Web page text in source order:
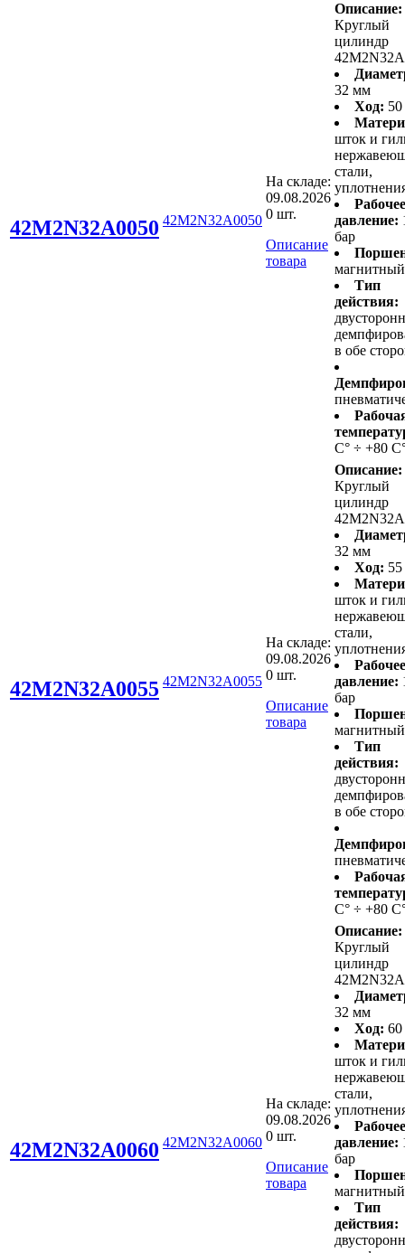
42M2N32A0050 42M2N32A0050
На складе:
09.08.2026
0 шт.
Описание
товара
Описание:
Круглый
цилиндр
32 мм
Ход:
шток и
стали,
Рабочее
давление:
бар
магнитный
Тип
действия:
в обе
С° ÷ +80
42M2N32A0055 42M2N32A0055
На складе:
09.08.2026
0 шт.
Описание
товара
Описание:
Круглый
цилиндр
32 мм
Ход:
шток и
стали,
Рабочее
давление:
бар
магнитный
Тип
действия:
в обе
С° ÷ +80
42M2N32A0060 42M2N32A0060
На складе:
09.08.2026
0 шт.
Описание
товара
Описание:
Круглый
цилиндр
32 мм
Ход:
шток и
стали,
Рабочее
давление:
бар
магнитный
Тип
действия: